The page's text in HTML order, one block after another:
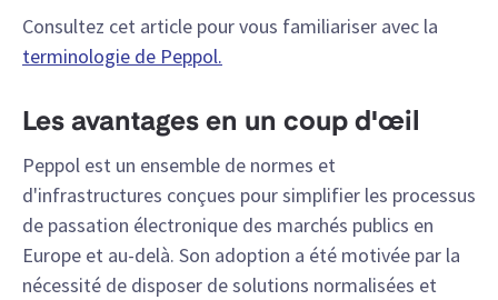
Consultez cet article pour vous familiariser avec la
terminologie de Peppol.
Les avantages en un coup d'œil
Peppol est un ensemble de normes et
d'infrastructures conçues pour simplifier les processus
de passation électronique des marchés publics en
Europe et au-delà. Son adoption a été motivée par la
nécessité de disposer de solutions normalisées et